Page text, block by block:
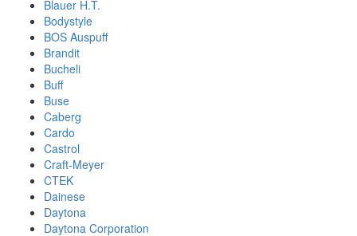
Blauer H.T.
Bodystyle
BOS Auspuff
Brandit
Bucheli
Buff
Buse
Caberg
Cardo
Castrol
Craft-Meyer
CTEK
Dainese
Daytona
Daytona Corporation